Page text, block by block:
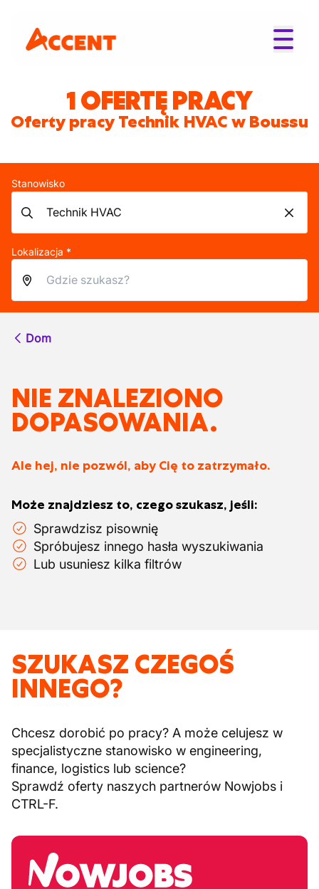
1 OFERTĘ PRACY
Oferty pracy Technik HVAC w Boussu
Stanowisko
Lokalizacja *
Dom
NIE ZNALEZIONO
DOPASOWANIA.
Ale hej, nie pozwól, aby Cię to zatrzymało.
Może znajdziesz to, czego szukasz, jeśli:
Sprawdzisz pisownię
Spróbujesz innego hasła wyszukiwania
Lub usuniesz kilka filtrów
SZUKASZ CZEGOŚ
INNEGO?
Chcesz dorobić po pracy? A może celujesz w
specjalistyczne stanowisko w engineering,
finance, logistics lub science?
Sprawdź oferty naszych partnerów Nowjobs i
CTRL-F.